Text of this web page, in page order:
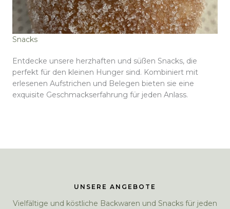
Snacks
Entdecke unsere herzhaften und süßen Snacks, die
perfekt für den kleinen Hunger sind. Kombiniert mit
erlesenen Aufstrichen und Belegen bieten sie eine
exquisite Geschmackserfahrung für jeden Anlass.
UNSERE ANGEBOTE
Vielfältige und köstliche Backwaren und Snacks für jeden